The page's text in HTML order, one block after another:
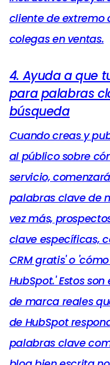
cliente de extremo
colegas en ventas.
4. Ayuda a que
para palabras
búsqueda
Cuando creas y
al público sobre
servicio,
palabras clave de
vez más,
clave específicas,
CRM gratis' o
HubSpot.' Estos
de marca reales
de HubSpot
palabras clave